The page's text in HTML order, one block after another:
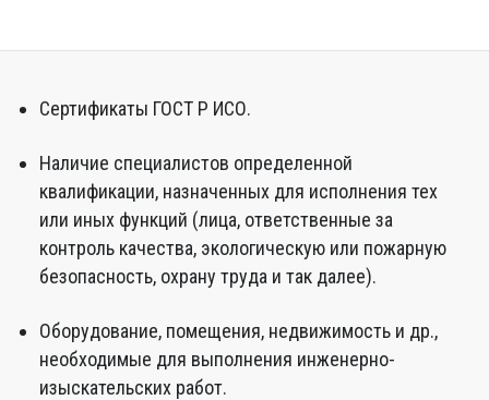
Сертификаты ГОСТ Р ИСО.
Наличие специалистов определенной
квалификации, назначенных для исполнения тех
или иных функций (лица, ответственные за
контроль качества, экологическую или пожарную
безопасность, охрану труда и так далее).
Оборудование, помещения, недвижимость и др.,
необходимые для выполнения инженерно-
изыскательских работ.